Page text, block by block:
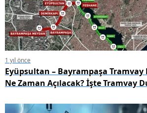
1 yıl önce
Eyüpsultan – Bayrampaşa Tramvay
Ne Zaman Açılacak? İşte Tramvay